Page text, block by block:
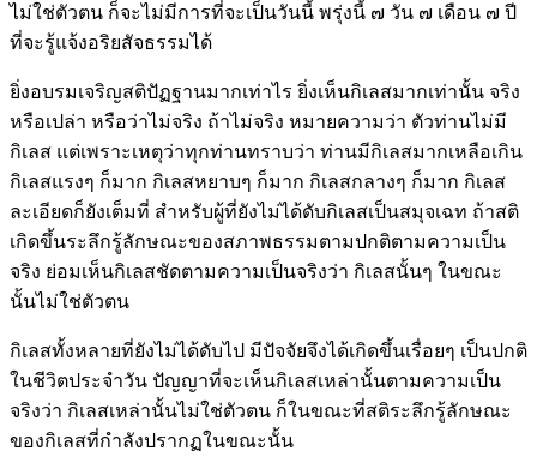
ไม่ใช่ตัวตน ก็จะไม่มีการที่จะเป็นวันนี้ พรุ่งนี้ ๗ วัน ๗ เดือน ๗ ปี
ที่จะรู้แจ้งอริยสัจธรรมได้
ยิ่งอบรมเจริญสติปัฏฐานมากเท่าไร ยิ่งเห็นกิเลสมากเท่านั้น จริง
หรือเปล่า หรือว่าไม่จริง ถ้าไม่จริง หมายความว่า ตัวท่านไม่มี
กิเลส แต่เพราะเหตุว่าทุกท่านทราบว่า ท่านมีกิเลสมากเหลือเกิน
กิเลสแรงๆ ก็มาก กิเลสหยาบๆ ก็มาก กิเลสกลางๆ ก็มาก กิเลส
ละเอียดก็ยังเต็มที่ สำหรับผู้ที่ยังไม่ได้ดับกิเลสเป็นสมุจเฉท ถ้าสติ
เกิดขึ้นระลึกรู้ลักษณะของสภาพธรรมตามปกติตามความเป็น
จริง ย่อมเห็นกิเลสชัดตามความเป็นจริงว่า กิเลสนั้นๆ ในขณะ
นั้นไม่ใช่ตัวตน
กิเลสทั้งหลายที่ยังไม่ได้ดับไป มีปัจจัยจึงได้เกิดขึ้นเรื่อยๆ เป็นปกติ
ในชีวิตประจำวัน ปัญญาที่จะเห็นกิเลสเหล่านั้นตามความเป็น
จริงว่า กิเลสเหล่านั้นไม่ใช่ตัวตน ก็ในขณะที่สติระลึกรู้ลักษณะ
ของกิเลสที่กำลังปรากฏในขณะนั้น